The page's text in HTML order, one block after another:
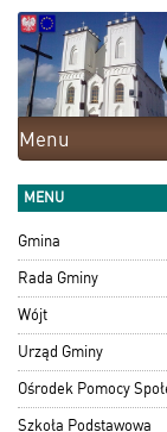
Menu
MENU
Gmina
Rada Gminy
Wójt
Urząd Gminy
Ośrodek Pomocy
Szkoła Podstawowa